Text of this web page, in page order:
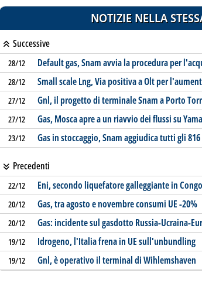
NOTIZIE NELLA
Successive
28/12 Default gas, Snam avvia la procedura per
28/12 Small scale Lng, Via positiva a Olt per
27/12 Gnl, il progetto di terminale Snam a Porto
27/12 Gas, Mosca apre a un riavvio dei flussi su
23/12 Gas in stoccaggio, Snam aggiudica tutti gli
Precedenti
22/12 Eni, secondo liquefatore galleggiante in Congo
20/12 Gas, tra agosto e novembre consumi UE -20%
20/12 Gas: incidente sul gasdotto Russia-Ucraina-
19/12 Idrogeno, l'Italia frena in UE sull'unbundling
19/12 Gnl, è operativo il terminal di Wihlemshaven